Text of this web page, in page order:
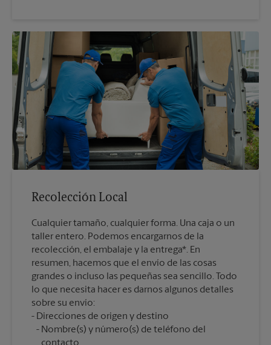
Recolección Local
Cualquier tamaño, cualquier forma. Una caja o un
taller entero. Podemos encargarnos de la
recolección, el embalaje y la entrega*. En
resumen, hacemos que el envío de las cosas
grandes o incluso las pequeñas sea sencillo. Todo
lo que necesita hacer es darnos algunos detalles
sobre su envío:
Nombre(s) y número(s) de teléfono del